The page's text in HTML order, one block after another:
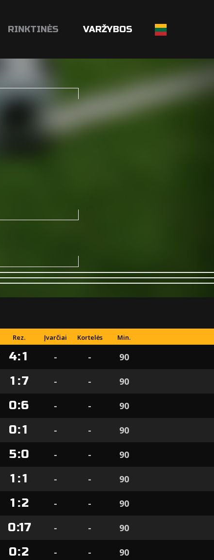
RINKTINĖS VARŽYBOS
Rez. Įvarčiai Kortelės Min.
4:1 - - 90
1 :7 - - 90
0:6 - - 90
0:1 - - 90
5:0 - - 90
1 :1 - - 90
1 :2 - - 90
0:17 - - 90
0:2 - - 90